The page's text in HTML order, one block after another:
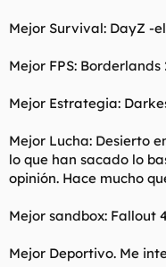
Mejor Survival: DayZ -
Mejor FPS: Borderlands
Mejor Estrategia:
Mejor Lucha: Desierto
lo que han sacado lo
opinión. Hace mucho
Mejor sandbox: Fallout
Mejor Deportivo. Me